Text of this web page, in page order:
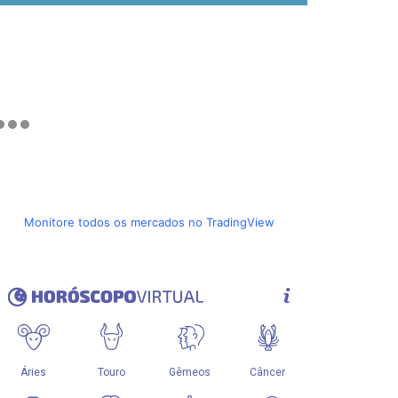
Monitore todos os mercados no TradingView